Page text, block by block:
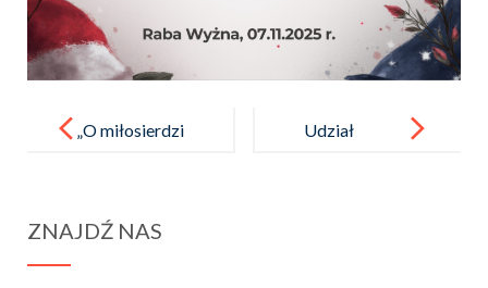
navigation„O miłosierdzi
Wolontariusz
Udział
ZNAJDŹ NAS